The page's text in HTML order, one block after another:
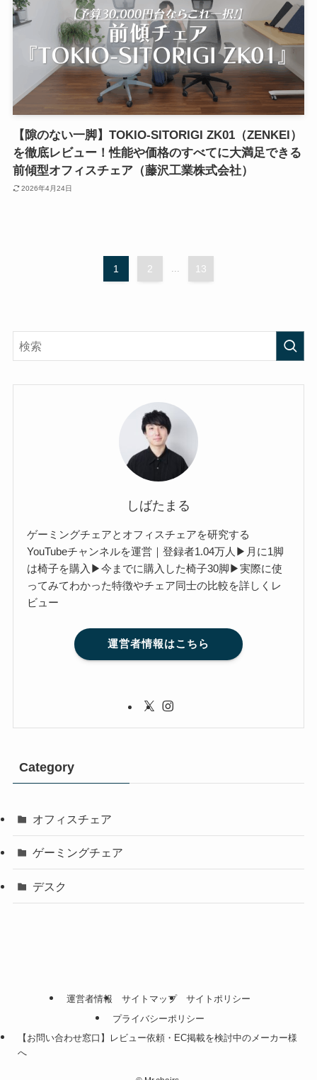
【隙のない一脚】TOKIO-SITORIGI ZK01（ZENKEI）
を徹底レビュー！性能や価格のすべてに大満足できる
前傾型オフィスチェア（藤沢工業株式会社）
2026年4月24日
1 2 13
しばたまる
ゲーミングチェアとオフィスチェアを研究する
YouTubeチャンネルを運営｜登録者1.04万人▶月に1脚
は椅子を購入▶今までに購入した椅子30脚▶実際に使
ってみてわかった特徴やチェア同士の比較を詳しくレ
ビュー
運営者情報はこちら
Category
オフィスチェア
ゲーミングチェア
デスク
運営者情報 サイトマップ
サイトポリシー
プライバシーポリシー
【お問い合わせ窓口】レビュー依頼・EC掲載を検討中のメーカー様
へ